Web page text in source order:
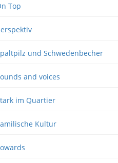
Top
und Schwedenbecher
and voices
im Quartier
Kultur